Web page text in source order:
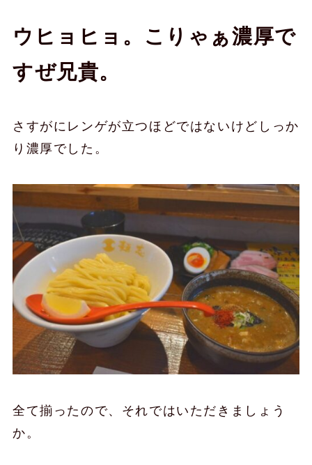
ウヒョヒョ。こりゃぁ濃厚で
すぜ兄貴。
さすがにレンゲが立つほどではないけどしっか
り濃厚でした。
全て揃ったので、それではいただきましょう
か。